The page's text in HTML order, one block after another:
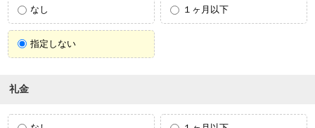
なし １ヶ月以下
指定しない
礼金